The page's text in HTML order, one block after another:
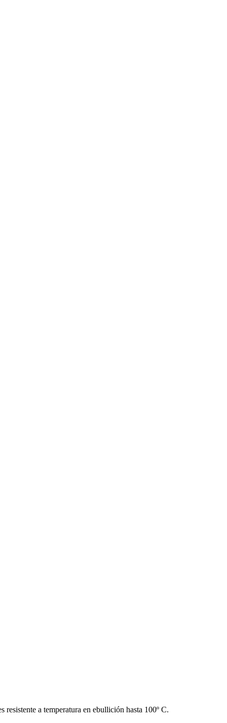
a temperatura en ebullición hasta 100º C.